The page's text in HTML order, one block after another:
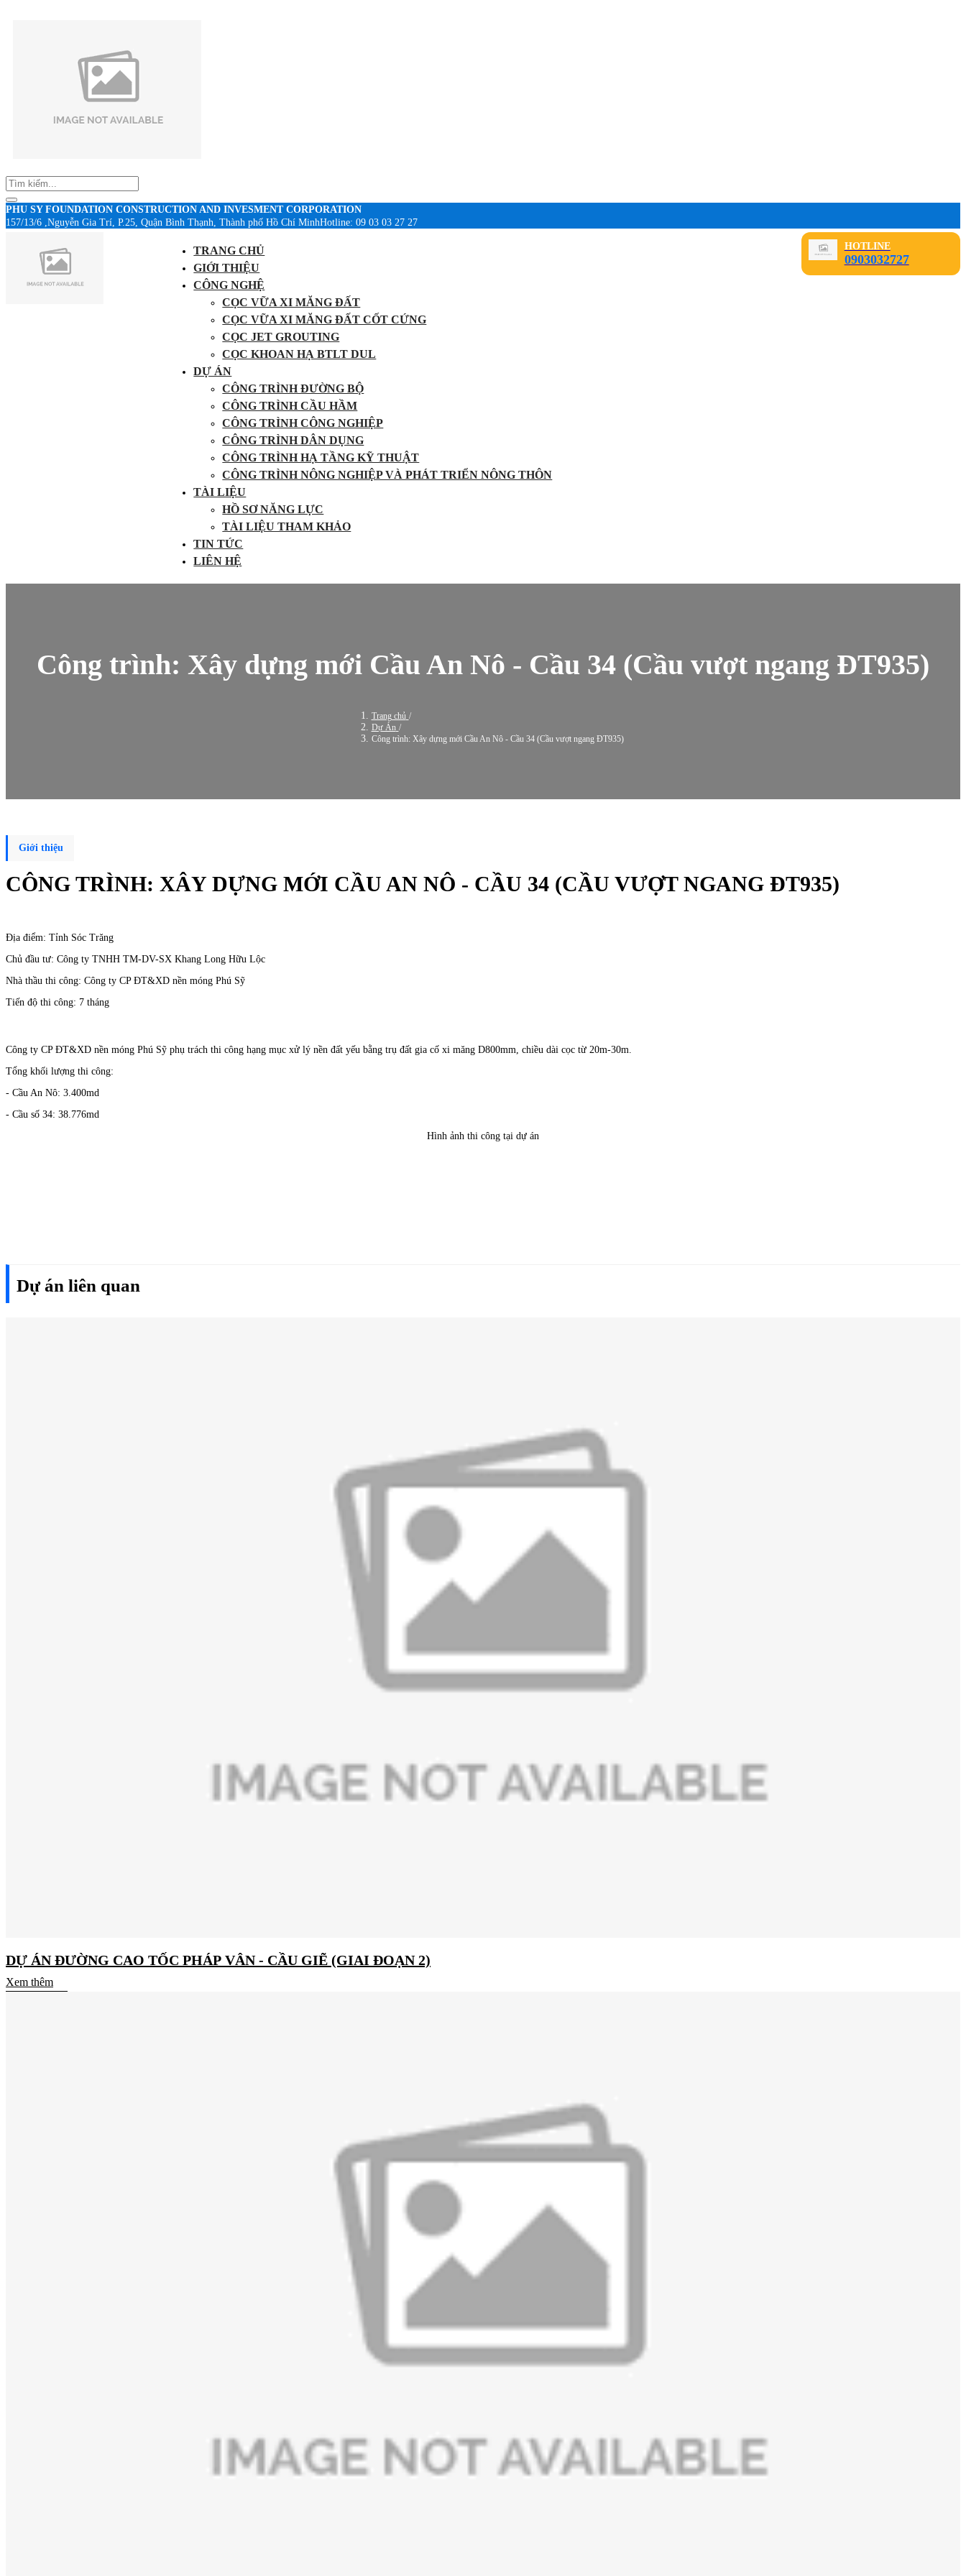
PHU SY FOUNDATION CONSTRUCTION AND INVESMENT CORPORATION
157/13/6 ,Nguyễn Gia Trí, P.25, Quận Bình Thạnh, Thành phố Hồ Chí MinhHotline: 09 03 03 27 27
TRANG CHỦ
GIỚI THIỆU
CÔNG NGHỆ
CỌC VỮA XI MĂNG ĐẤT
CỌC VỮA XI MĂNG ĐẤT CỐT CỨNG
CỌC JET GROUTING
CỌC KHOAN HẠ BTLT DUL
DỰ ÁN
CÔNG TRÌNH ĐƯỜNG BỘ
CÔNG TRÌNH CẦU HẦM
CÔNG TRÌNH CÔNG NGHIỆP
CÔNG TRÌNH DÂN DỤNG
CÔNG TRÌNH HẠ TẦNG KỸ THUẬT
CÔNG TRÌNH NÔNG NGHIỆP VÀ PHÁT TRIỂN NÔNG THÔN
TÀI LIỆU
HỒ SƠ NĂNG LỰC
TÀI LIỆU THAM KHẢO
TIN TỨC
LIÊN HỆ
HOTLINE
0903032727
Công trình: Xây dựng mới Cầu An Nô - Cầu 34 (Cầu vượt ngang ĐT935)
Trang chủ /
Dự Án /
Công trình: Xây dựng mới Cầu An Nô - Cầu 34 (Cầu vượt ngang ĐT935)
Giới thiệu
CÔNG TRÌNH: XÂY DỰNG MỚI CẦU AN NÔ - CẦU 34 (CẦU VƯỢT NGANG ĐT935)
Địa điểm: Tỉnh Sóc Trăng
Chủ đầu tư: Công ty TNHH TM-DV-SX Khang Long Hữu Lộc
Nhà thầu thi công: Công ty CP ĐT&XD nền móng Phú Sỹ
Tiến độ thi công: 7 tháng
Công ty CP ĐT&XD nền móng Phú Sỹ phụ trách thi công hạng mục xử lý nền đất yếu bằng trụ đất gia cố xi măng D800mm, chiều dài cọc từ 20m-30m.
Tổng khối lượng thi công:
- Cầu An Nô: 3.400md
- Cầu số 34: 38.776md
Hình ảnh thi công tại dự án
Dự án liên quan
DỰ ÁN ĐƯỜNG CAO TỐC PHÁP VÂN - CẦU GIẼ (GIAI ĐOẠN 2)
Xem thêm